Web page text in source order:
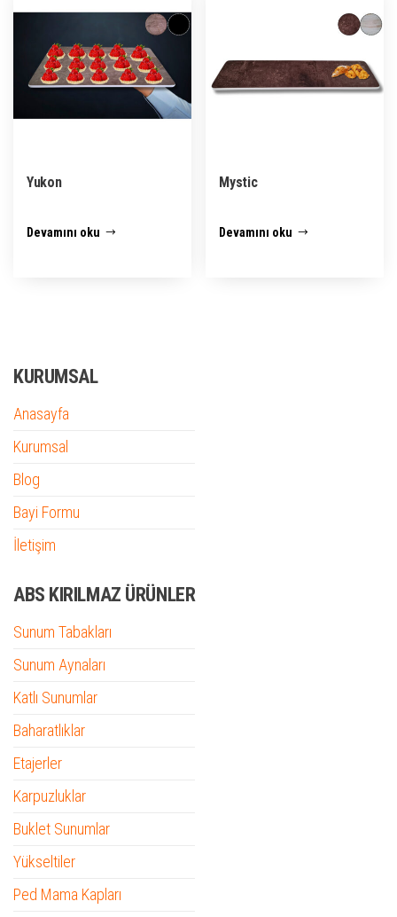
Yukon
Devamını oku
Mystic
Devamını oku
KURUMSAL
Anasayfa
Kurumsal
Blog
Bayi Formu
İletişim
ABS KIRILMAZ ÜRÜNLER
Sunum Tabakları
Sunum Aynaları
Katlı Sunumlar
Baharatlıklar
Etajerler
Karpuzluklar
Buklet Sunumlar
Yükseltiler
Ped Mama Kapları